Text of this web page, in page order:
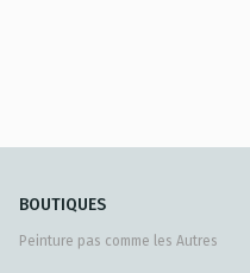
BOUTIQUES
Peinture pas comme les Autres